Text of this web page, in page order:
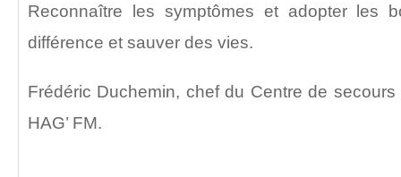
Reconnaître les symptômes et adopter les
différence et sauver des vies.
Frédéric Duchemin, chef du Centre de
HAG’ FM.